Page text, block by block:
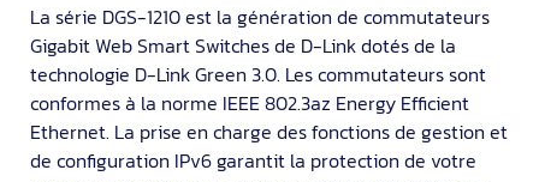
La série DGS-1210 est la génération de commutateurs
Gigabit Web Smart Switches de D-Link dotés de la
technologie D-Link Green 3.0. Les commutateurs sont
conformes à la norme IEEE 802.3az Energy Efficient
Ethernet. La prise en charge des fonctions de gestion et
de configuration IPv6 garantit la protection de votre